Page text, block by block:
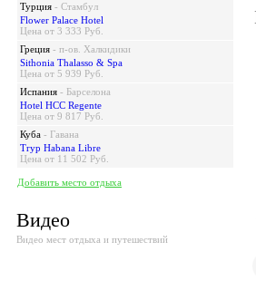
Турция - Стамбул
Flower Palace Hotel
Цена от 3 333 Руб.
Греция - п-ов. Халкидики
Sithonia Thalasso & Spa
Цена от 5 939 Руб.
Испания - Барселона
Hotel HCC Regente
Цена от 9 817 Руб.
Куба - Гавана
Tryp Habana Libre
Цена от 11 502 Руб.
Добавить место отдыха
Видео
Видео мест отдыха и путешествий